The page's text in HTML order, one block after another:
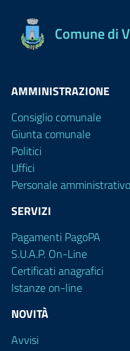
Comune di
AMMINISTRAZIONE
Consiglio comunale
Giunta comunale
Politici
Uffici
Personale amministrativo
SERVIZI
Pagamenti PagoPA
S.U.A.P. On-Line
Certificati anagrafici
Istanze on-line
NOVITÀ
Avvisi